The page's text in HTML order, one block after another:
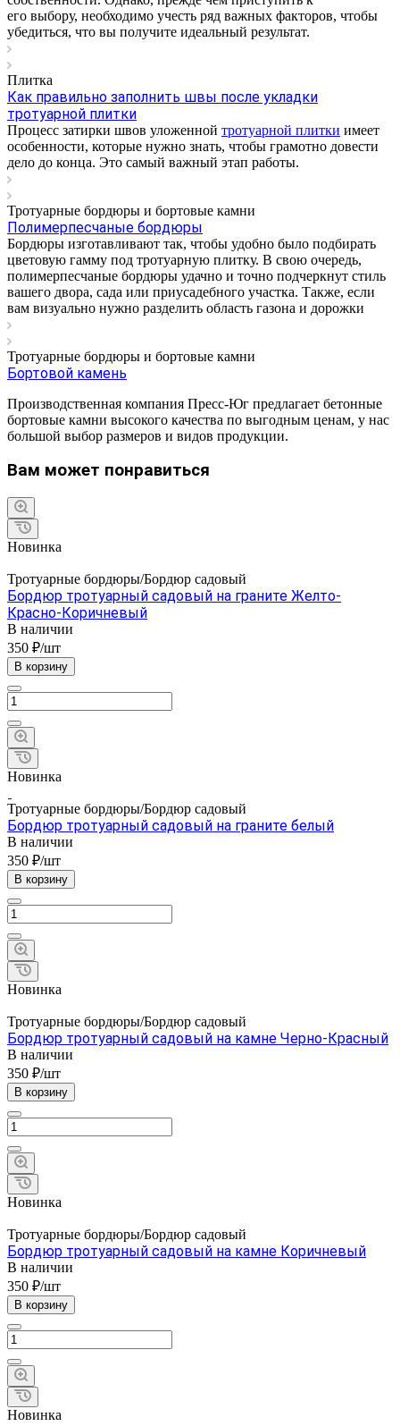
его выбору, необходимо учесть ряд важных факторов, чтобы
убедиться, что вы получите идеальный результат.
Плитка
Как правильно заполнить швы после укладки
тротуарной плитки
Процесс затирки швов уложенной тротуарной плитки имеет
особенности, которые нужно знать, чтобы грамотно довести
дело до конца. Это самый важный этап работы.
Тротуарные бордюры и бортовые камни
Полимерпесчаные бордюры
Бордюры изготавливают так, чтобы удобно было подбирать
цветовую гамму под тротуарную плитку. В свою очередь,
полимерпесчаные бордюры удачно и точно подчеркнут стиль
вашего двора, сада или приусадебного участка. Также, если
вам визуально нужно разделить область газона и дорожки
Тротуарные бордюры и бортовые камни
Бортовой камень
Производственная компания Пресс-Юг предлагает бетонные
бортовые камни высокого качества по выгодным ценам, у нас
большой выбор размеров и видов продукции.
Вам может понравиться
Новинка
Тротуарные бордюры/Бордюр садовый
Бордюр тротуарный садовый на граните Желто-
Красно-Коричневый
В наличии
350 ₽/шт
В корзину
Новинка
Тротуарные бордюры/Бордюр садовый
Бордюр тротуарный садовый на граните белый
В наличии
350 ₽/шт
В корзину
Новинка
Тротуарные бордюры/Бордюр садовый
Бордюр тротуарный садовый на камне Черно-Красный
В наличии
350 ₽/шт
В корзину
Новинка
Тротуарные бордюры/Бордюр садовый
Бордюр тротуарный садовый на камне Коричневый
В наличии
350 ₽/шт
В корзину
Новинка